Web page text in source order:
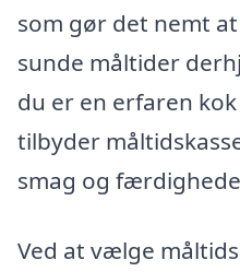
som gør det nemt
sunde måltider
du er en erfaren
tilbyder
smag og
Ved at vælge